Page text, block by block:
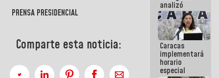
PRENSA PRESIDENCIAL
Comparte esta noticia:
hay
programa
analizó
junto a
gobernadores
planes de
recuperación
del Sistema
Eléctrico
Nacional
Caracas
implementará
horario
especial